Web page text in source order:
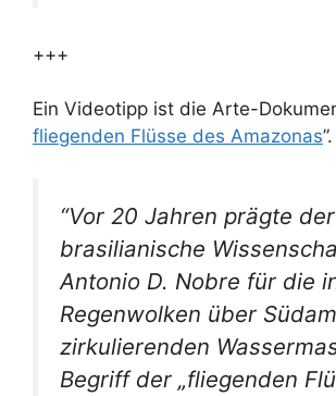
+++
Ein Videotipp ist die Arte-
fliegenden Flüsse des Amazonas”.
“Vor 20 Jahren prägte der
brasilianische
Antonio D. Nobre für die
Regenwolken über
zirkulierenden
Begriff der „fliegenden